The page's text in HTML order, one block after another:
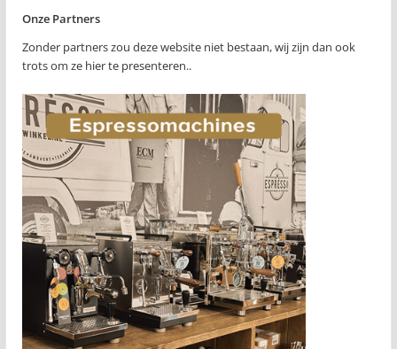
Onze Partners
Zonder partners zou deze website niet bestaan, wij zijn dan ook
trots om ze hier te presenteren..